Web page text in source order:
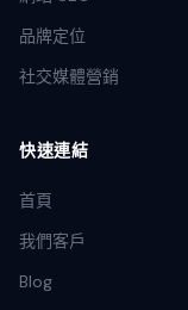
品牌定位
社交媒體營銷
快速連結
首頁
我們客戶
Blog